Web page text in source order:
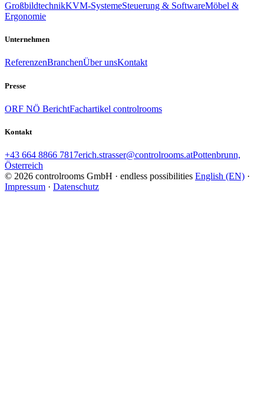
GroßbildtechnikKVM-SystemeSteuerung & SoftwareMöbel &
Ergonomie
Unternehmen
ReferenzenBranchenÜber unsKontakt
Presse
ORF NÖ BerichtFachartikel controlrooms
Kontakt
+43 664 8866 7817erich.strasser@controlrooms.atPottenbrunn,
Österreich
© 2026 controlrooms GmbH · endless possibilities English (EN) ·
Impressum · Datenschutz